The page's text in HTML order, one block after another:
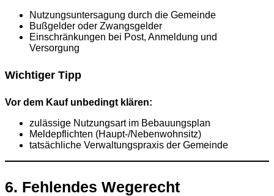
Nutzungsuntersagung durch die Gemeinde
Bußgelder oder Zwangsgelder
Einschränkungen bei Post, Anmeldung und
Versorgung
Wichtiger Tipp
Vor dem Kauf unbedingt klären:
zulässige Nutzungsart im Bebauungsplan
Meldepflichten (Haupt-/Nebenwohnsitz)
tatsächliche Verwaltungspraxis der Gemeinde
6. Fehlendes Wegerecht